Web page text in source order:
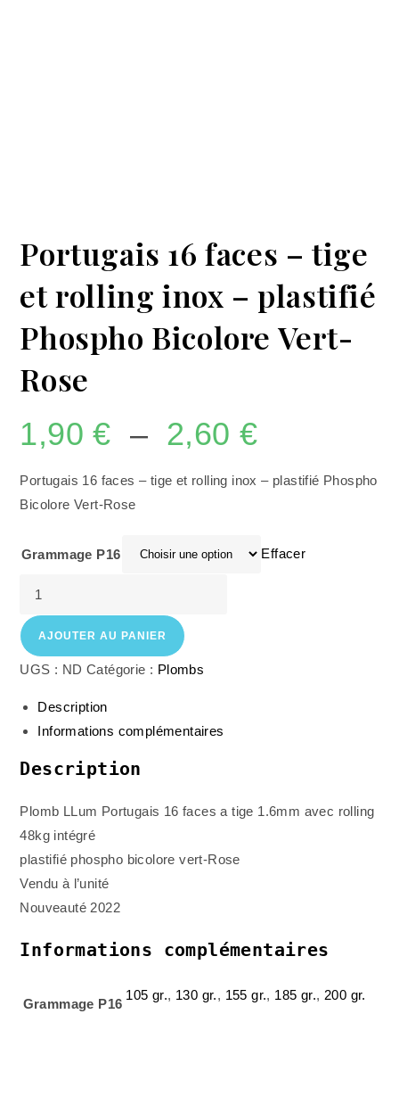
Portugais 16 faces – tige
et rolling inox – plastifié
Phospho Bicolore Vert-
Rose
1,90€ – 2,60 €
Portugais 16 faces – tige et rolling inox – plastifié Phospho
Bicolore Vert-Rose
Grammage P16 Effacer
AJOUTER AU PANIER
UGS : ND Catégorie : Plombs
Description
Informations complémentaires
Description
Plomb LLum Portugais 16 faces a tige 1.6mm avec rolling
48kg intégré
plastifié phospho bicolore vert-Rose
Vendu à l’unité
Nouveauté 2022
Informations complémentaires
Grammage P16
105 gr., 130 gr., 155 gr., 185 gr., 200 gr.